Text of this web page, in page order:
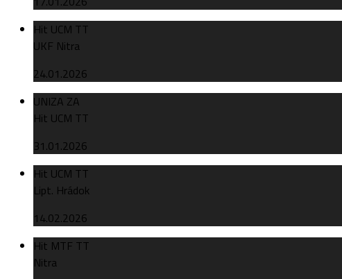
Hit UCM TT
UKF Nitra
24.01.2026
UNIZA ZA
Hit UCM TT
31.01.2026
Hit UCM TT
Lipt. Hrádok
14.02.2026
Hit MTF TT
Nitra